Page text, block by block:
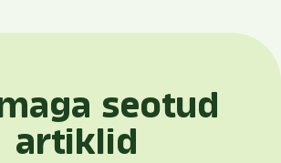
seotud
artiklid